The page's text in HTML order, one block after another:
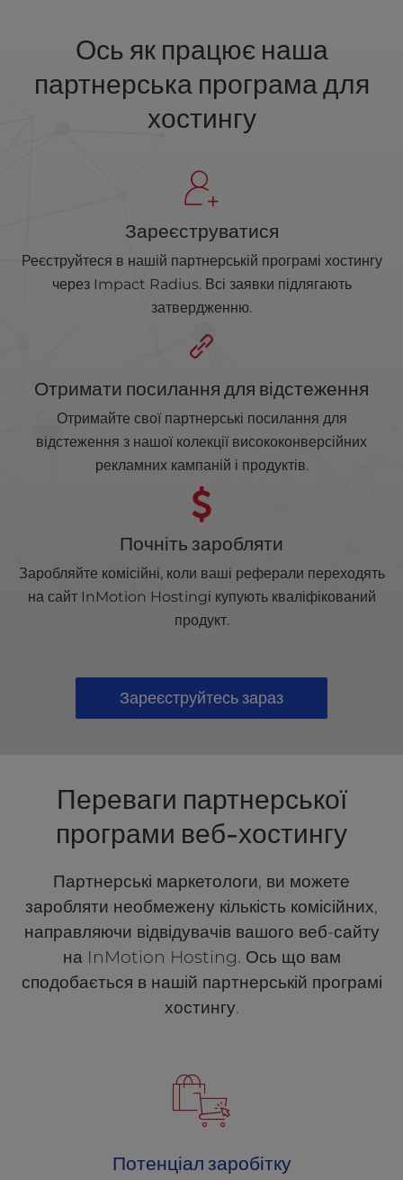
Ось як працює наша
партнерська програма для
хостингу
Зареєструватися
Реєструйтеся в нашій партнерській програмі хостингу
через Impact Radius. Всі заявки підлягають
затвердженню.
Отримати посилання для відстеження
Отримайте свої партнерські посилання для
відстеження з нашої колекції висококонверсійних
рекламних кампаній і продуктів.
Почніть заробляти
Заробляйте комісійні, коли ваші реферали переходять
на сайт InMotion Hostingі купують кваліфікований
продукт.
Зареєструйтесь зараз
Переваги партнерської
програми веб-хостингу
Партнерські маркетологи, ви можете
заробляти необмежену кількість комісійних,
направляючи відвідувачів вашого веб-сайту
на InMotion Hosting. Ось що вам
сподобається в нашій партнерській програмі
хостингу.
Потенціал заробітку